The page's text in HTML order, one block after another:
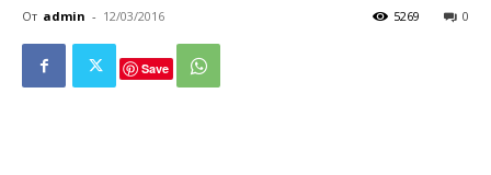
От admin - 12/03/2016 0
5269
Save